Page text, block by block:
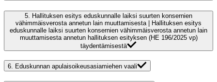
5.
Hallituksen esitys eduskunnalle laiksi suurten konsernien
vähimmäisverosta annetun lain muuttamisesta | Hallituksen esitys
eduskunnalle laiksi suurten konsernien vähimmäisverosta annetun lain
muuttamisesta annetun hallituksen esityksen (HE 196/2025 vp)
täydentämisestä
6. Eduskunnan apulaisoikeusasiamiehen vaali